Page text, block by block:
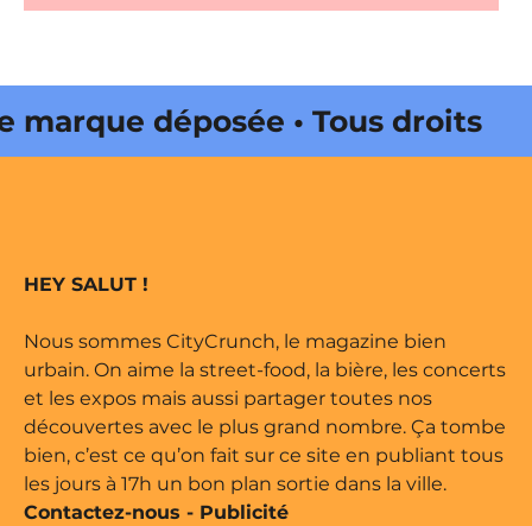
déposée • Tous droits
par Buena Onda Web •
HEY SALUT !
Nous sommes CityCrunch, le magazine bien
urbain. On aime la street-food, la bière, les concerts
et les expos mais aussi partager toutes nos
découvertes avec le plus grand nombre. Ça tombe
bien, c’est ce qu’on fait sur ce site en publiant tous
les jours à 17h un bon plan sortie dans la ville.
Contactez-nous - Publicité